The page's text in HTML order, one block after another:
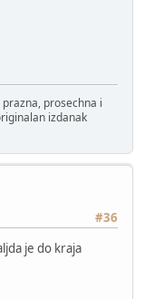
prosechna i
izdanak
#36
je do kraja